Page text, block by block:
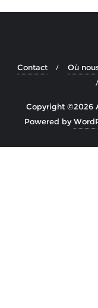
Contact Où
Copyright ©2026
Powered by